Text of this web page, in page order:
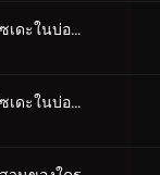
ตอนที่ 410 คดีฟุริโซเดะในบ่อน้ำแร่กลางหิมะ (ตอนแรก)
ตอนที่ 411 คดีฟุริโซเดะในบ่อน้ำแร่กลางหิมะ (ตอนจบ)